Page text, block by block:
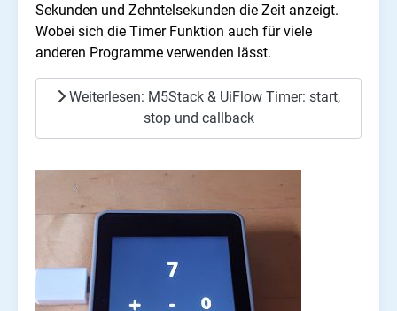
Sekunden und Zehntelsekunden die Zeit anzeigt.
Wobei sich die Timer Funktion auch für viele
anderen Programme verwenden lässt.
Weiterlesen: M5Stack & UiFlow Timer: start,
stop und callback